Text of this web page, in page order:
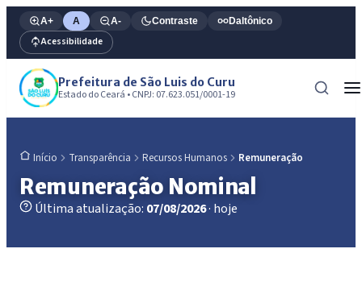
A+ A A- Contraste Daltônico
Acessibilidade
Prefeitura de São Luis do Curu
Estado do Ceará • CNPJ: 07.623.051/0001-19
Início Transparência Recursos Humanos Remuneração
Remuneração Nominal
Última atualização: 07/08/2026· hoje